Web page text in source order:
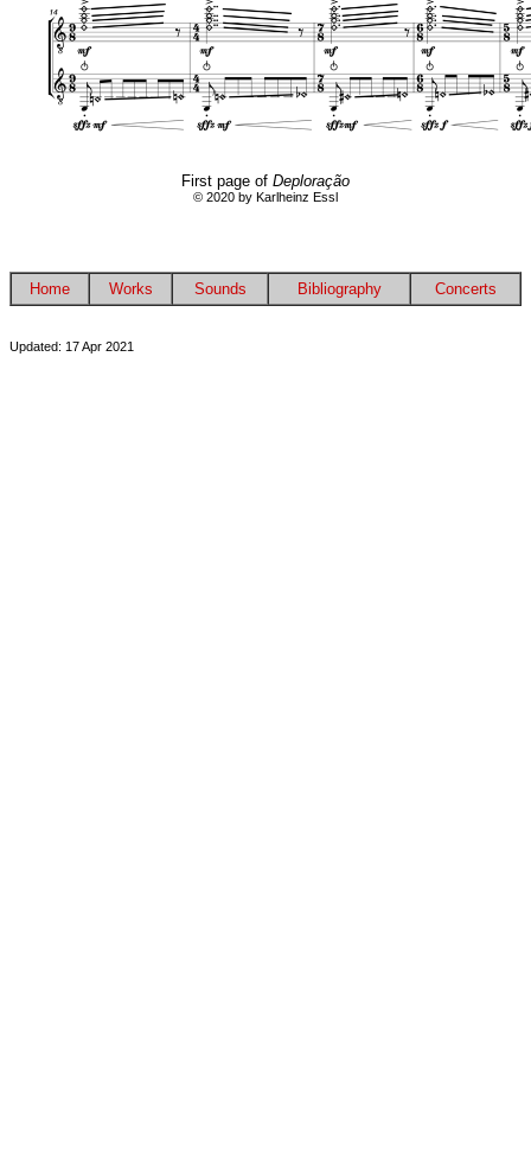
First page of Deploração
© 2020 by Karlheinz Essl
Home Works Sounds Bibliography Concerts
Updated: 17 Apr 2021